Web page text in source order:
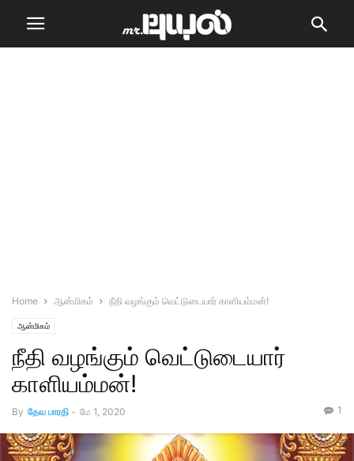
Home ஆன்மிகம் நீதி வழங்கும் வெட்டுடையார் காளியம்மன்!
ஆன்மிகம்
நீதி வழங்கும் வெட்டுடையார்
காளியம்மன்!
By தேவ பாரதி - மே 1, 2020 1